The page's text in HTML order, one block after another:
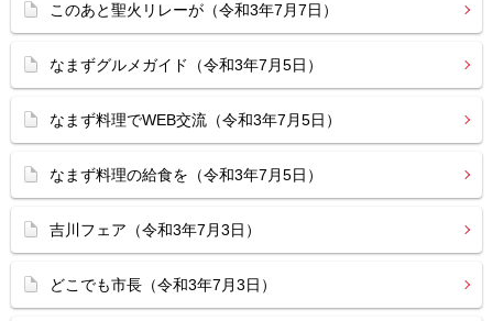
このあと聖火リレーが（令和3年7月7日）
なまずグルメガイド（令和3年7月5日）
なまず料理でWEB交流（令和3年7月5日）
なまず料理の給食を（令和3年7月5日）
吉川フェア（令和3年7月3日）
どこでも市長（令和3年7月3日）